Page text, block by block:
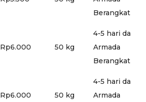
Berangkat
Rp6.000 50 kg
4-5 hari dari
Armada
Berangkat
Rp6.000 50 kg
4-5 hari dari
Armada